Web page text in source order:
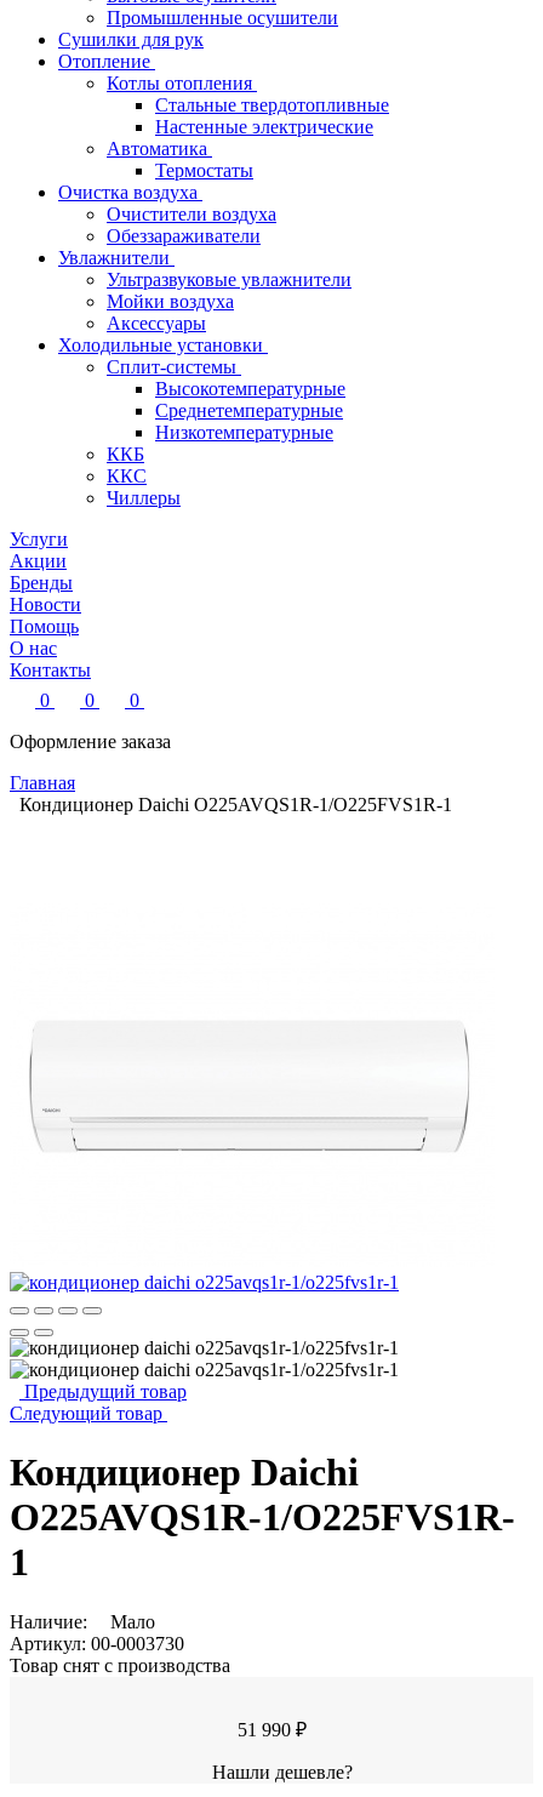
Промышленные осушители
Сушилки для рук
Отопление
Котлы отопления
Стальные твердотопливные
Настенные электрические
Автоматика
Термостаты
Очистка воздуха
Очистители воздуха
Обеззараживатели
Увлажнители
Ультразвуковые увлажнители
Мойки воздуха
Аксессуары
Холодильные установки
Сплит-системы
Высокотемпературные
Среднетемпературные
Низкотемпературные
ККБ
ККС
Чиллеры
Услуги
Акции
Бренды
Новости
Помощь
О нас
Контакты
0
0
0
Оформление заказа
Главная
Кондиционер Daichi O225AVQS1R-1/O225FVS1R-1
Предыдущий товар
Следующий товар
Кондиционер Daichi
O225AVQS1R-1/O225FVS1R-
1
Наличие:
Мало
Артикул: 00-0003730
Товар снят с производства
51 990 ₽
Нашли дешевле?